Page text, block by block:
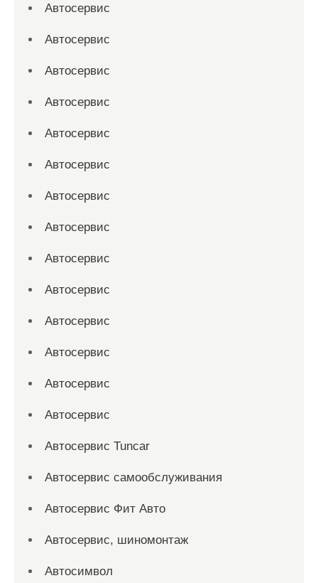
Автосервис
Автосервис
Автосервис
Автосервис
Автосервис
Автосервис
Автосервис
Автосервис
Автосервис
Автосервис
Автосервис
Автосервис
Автосервис
Автосервис
Автосервис Tuncar
Автосервис самообслуживания
Автосервис Фит Авто
Автосервис, шиномонтаж
Автосимвол